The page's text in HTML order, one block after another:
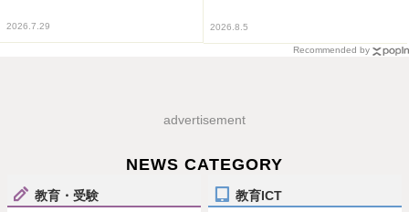
2026.7.29 2026.8.5
Recommended by
advertisement
NEWS CATEGORY
教育・受験 教育ICT